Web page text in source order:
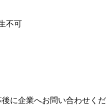
不可
に企業へお問い合わせくだ